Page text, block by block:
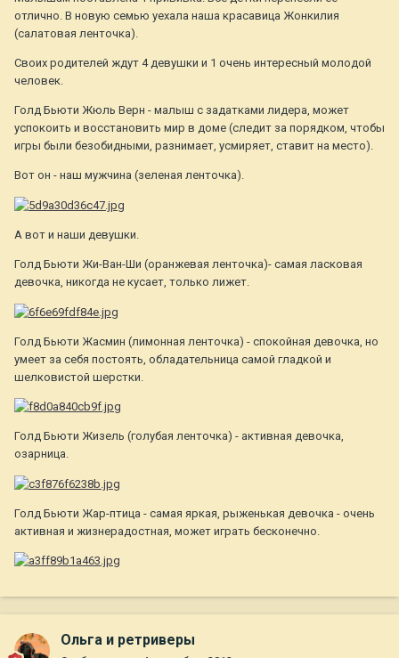
отлично. В новую семью уехала наша красавица Жонкилия
(салатовая ленточка).
Своих родителей ждут 4 девушки и 1 очень интересный молодой
человек.
Голд Бьюти Жюль Верн - малыш с задатками лидера, может
успокоить и восстановить мир в доме (следит за порядком, чтобы
игры были безобидными, разнимает, усмиряет, ставит на место).
Вот он - наш мужчина (зеленая ленточка).
А вот и наши девушки.
Голд Бьюти Жи-Ван-Ши (оранжевая ленточка)- самая ласковая
девочка, никогда не кусает, только лижет.
Голд Бьюти Жасмин (лимонная ленточка) - спокойная девочка, но
умеет за себя постоять, обладательница самой гладкой и
шелковистой шерстки.
Голд Бьюти Жизель (голубая ленточка) - активная девочка,
озарница.
Голд Бьюти Жар-птица - самая яркая, рыженькая девочка - очень
активная и жизнерадостная, может играть бесконечно.
Ольга и ретриверы